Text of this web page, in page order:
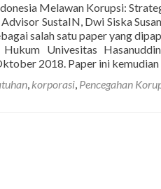
Melawan Korupsi:
SustaIN, Dwi Siska
salah satu paper yang
Univesitas
2018. Paper ini
, korporasi, Pencegahan